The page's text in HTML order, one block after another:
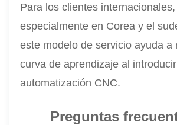
Para los clientes internacionales,
especialmente en Corea y el
este modelo de servicio ayuda a
curva de aprendizaje al
automatización CNC.
Preguntas